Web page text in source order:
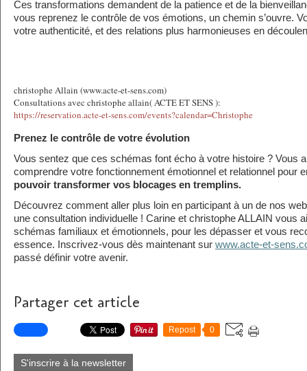
Ces transformations demandent de la patience et de la
vous reprenez le contrôle de vos émotions, un chemin s’ouvre.
votre authenticité, et des relations plus harmonieuses en
christophe Allain (www.acte-et-sens.com)
Consultations avec christophe allain( ACTE ET SENS ):
https://reservation.acte-et-sens.com/events?calendar=Christophe
Prenez le contrôle de votre évolution
Vous sentez que ces schémas font écho à votre histoire ? Vous
comprendre votre fonctionnement émotionnel et relationnel pour
pouvoir transformer vos blocages en tremplins.
Découvrez comment aller plus loin en participant à un de nos
une consultation individuelle ! Carine et christophe ALLAIN vous
schémas familiaux et émotionnels, pour les dépasser et vous
essence. Inscrivez-vous dès maintenant sur www.acte-et-
passé définir votre avenir.
Partager cet article
Repost 0
S'inscrire à la newsletter